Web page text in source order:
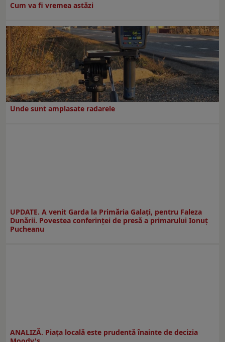
Cum va fi vremea astăzi
Unde sunt amplasate radarele
UPDATE. A venit Garda la Primăria Galaţi, pentru Faleza
Dunării. Povestea conferinţei de presă a primarului Ionuţ
Pucheanu
ANALIZĂ. Piața locală este prudentă înainte de decizia